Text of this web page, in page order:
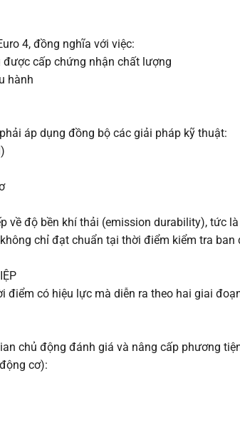
4, đồng nghĩa với việc:
cấp chứng nhận chất lượng
hành
áp dụng đồng bộ các giải pháp kỹ thuật:
về độ bền khí thải (emission durability), tức
chỉ đạt chuẩn tại thời điểm kiểm tra ban
có hiệu lực mà diễn ra theo hai giai
chủ động đánh giá và nâng cấp phương
cơ):